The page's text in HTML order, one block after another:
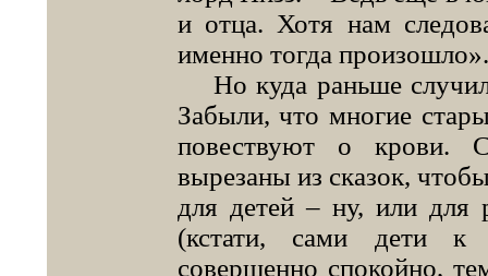
и отца. Хотя нам
именно тогда
Но куда раньше
Забыли, что многие
повествуют о крови.
вырезаны из сказок,
для детей – ну, или для
(кстати, сами дети к
совершенно спокойно,